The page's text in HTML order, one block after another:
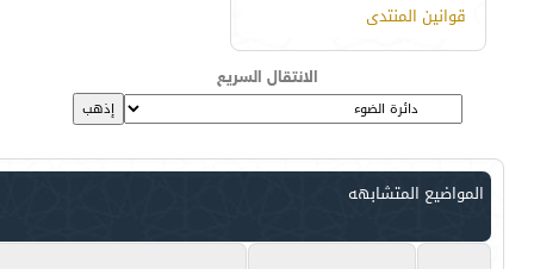
قوانين المنتدى
الانتقال السريع
المواضيع المتشابهه